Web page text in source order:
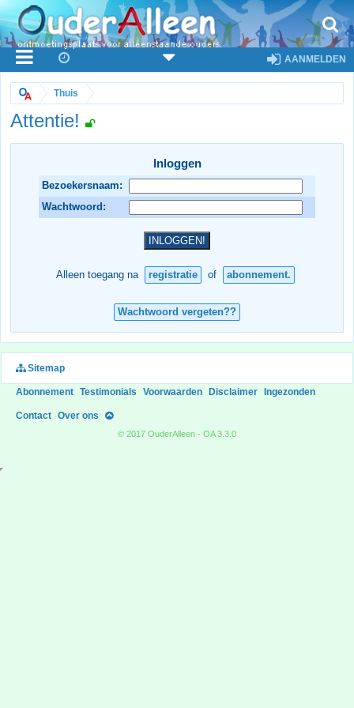
AANMELDEN
Thuis
Attentie!
Inloggen
Bezoekersnaam:
Wachtwoord:
Alleen toegang na registratie of abonnement.
Wachtwoord vergeten??
Sitemap
Abonnement Testimonials Voorwaarden Disclaimer Ingezonden
Contact Over ons
© 2017 OuderAlleen - OA 3.3.0